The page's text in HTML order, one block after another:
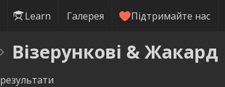
Learn Галерея Підтримайте нас
Візерункові & Жакард
результати